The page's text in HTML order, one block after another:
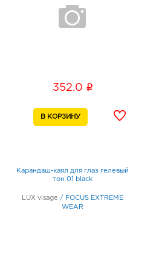
352.0 i
Карандаш-каял для глаз гелевый
тон 01 black
LUX visage / FOCUS EXTREME
WEAR